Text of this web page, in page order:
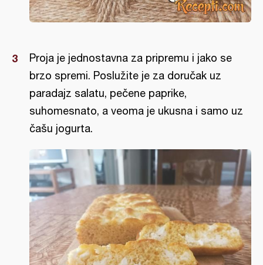
Proja je jednostavna za pripremu i jako se
brzo spremi. Poslužite je za doručak uz
paradajz salatu, pečene paprike,
suhomesnato, a veoma je ukusna i samo uz
čašu jogurta.